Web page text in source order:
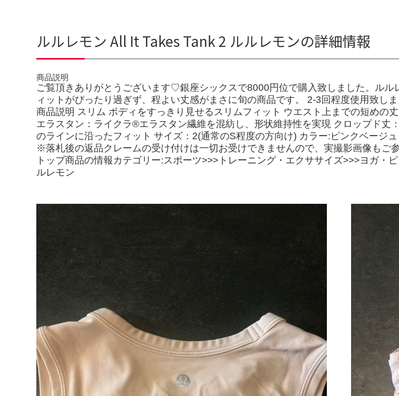
ルルレモン All It Takes Tank 2 ルルレモンの詳細情報
商品説明
ご覧頂きありがとうございます♡銀座シックスで8000円位で購入致しました。ル
ィットがぴったり過ぎず、程よい丈感がまさに旬の商品です。 2-3回程度使用致し
商品説明 スリム ボディをすっきり見せるスリムフィット ウエスト上までの短めの
エラスタン：ライクラ®エラスタン繊維を混紡し、形状維持性を実現 クロップド丈
のラインに沿ったフィット サイズ：2(通常のS程度の方向け) カラー:ピンクベージ
※落札後の返品クレームの受け付けは一切お受けできませんので、実撮影画像もご
トップ商品の情報カテゴリー:スポーツ>>>トレーニング・エクササイズ>>>ヨガ・
ルレモン